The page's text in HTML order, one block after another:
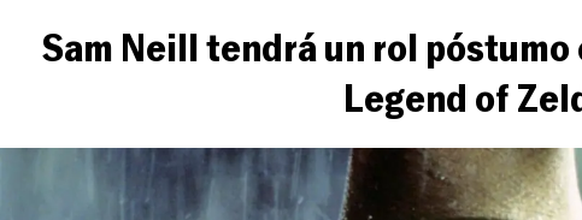
Sam Neill tendrá un rol
Legend of